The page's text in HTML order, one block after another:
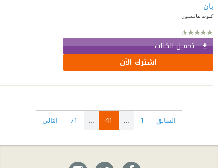
بان
كنوت هامسون
تحميل الكتاب
اشترك الآن
السابق 1
...
41
...
71 التالي